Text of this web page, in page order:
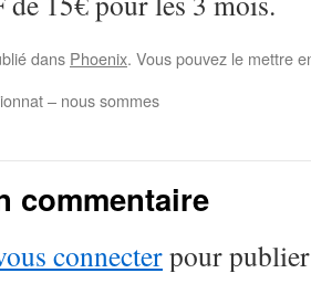
dans Phoenix. Vous pouvez le mettre
– nous sommes
commentaire
connecterpour